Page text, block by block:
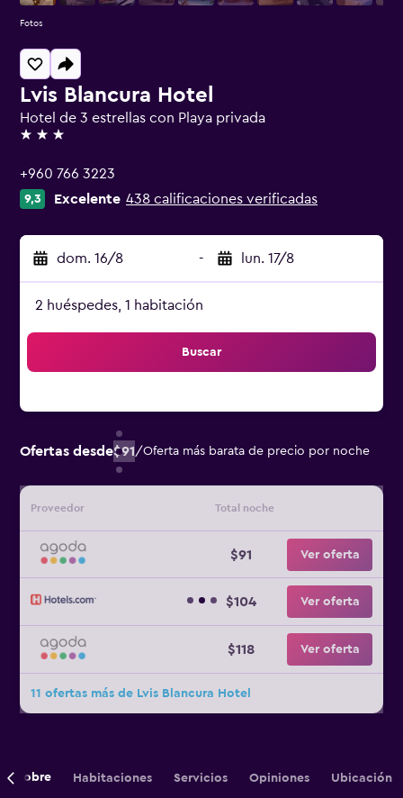
Lvis Blancura Hotel
Hotel de 3 estrellas con Playa privada
3 estrellas
+960 766 3223
9,3 Excelente 438 calificaciones verificadas
dom. 16/8 - lun. 17/8
2 huéspedes, 1 habitación
Buscar
Ofertas desde$91/Oferta más barata de precio por noche
Proveedor Total noche
$91 Ver oferta
$104 Ver oferta
$118 Ver oferta
11 ofertas más de Lvis Blancura Hotel
Fotos
Sobre Habitaciones Servicios Opiniones Ubicación